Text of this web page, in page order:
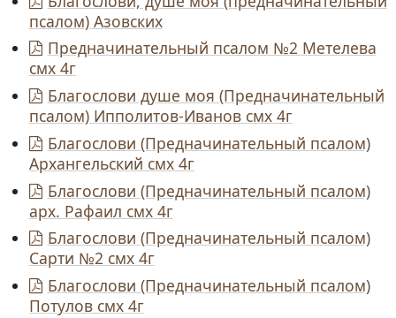
псалом) Азовских
Предначинательный псалом №2 Метелева
смх 4г
Благослови душе моя (Предначинательный
псалом) Ипполитов-Иванов смх 4г
Благослови (Предначинательный псалом)
Архангельский смх 4г
Благослови (Предначинательный псалом)
арх. Рафаил смх 4г
Благослови (Предначинательный псалом)
Сарти №2 смх 4г
Благослови (Предначинательный псалом)
Потулов смх 4г